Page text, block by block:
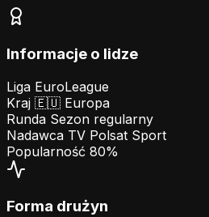
Informacje o lidze
Liga EuroLeague
Kraj 🇪🇺 Europa
Runda Sezon regularny
Nadawca TV Polsat Sport
Popularność 80%
Forma drużyn